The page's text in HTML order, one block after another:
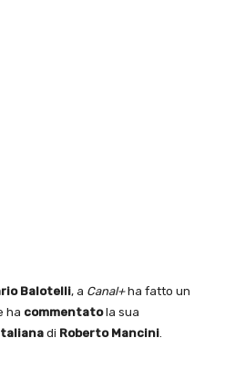
Balotelli, a Canal+ha fatto un
ha commentatola sua
di Roberto Mancini.